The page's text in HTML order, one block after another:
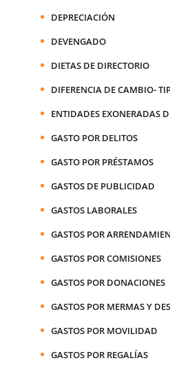
DEPRECIACIÓN
DEVENGADO
DIETAS DE DIRECTORIO
DIFERENCIA DE CAMBIO-
ENTIDADES EXONERADAS
GASTO POR DELITOS
GASTO POR PRÉSTAMOS
GASTOS DE PUBLICIDAD
GASTOS LABORALES
GASTOS POR
GASTOS POR COMISIONES
GASTOS POR DONACIONES
GASTOS POR MERMAS Y
GASTOS POR MOVILIDAD
GASTOS POR REGALÍAS